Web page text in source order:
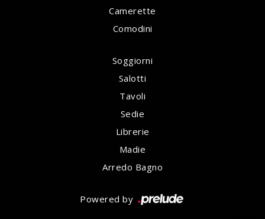
Camerette
Comodini
Soggiorni
Salotti
Tavoli
Sedie
Librerie
Madie
Arredo Bagno
Powered by